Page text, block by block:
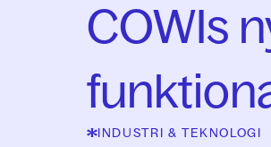
COWIs
INDUSTRI & TEKNOLOGI